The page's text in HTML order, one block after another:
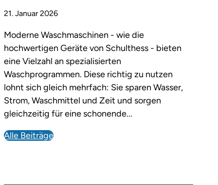
21. Januar 2026
Moderne Waschmaschinen - wie die
hochwertigen Geräte von Schulthess - bieten
eine Vielzahl an spezialisierten
Waschprogrammen. Diese richtig zu nutzen
lohnt sich gleich mehrfach: Sie sparen Wasser,
Strom, Waschmittel und Zeit und sorgen
gleichzeitig für eine schonende...
Alle Beiträge